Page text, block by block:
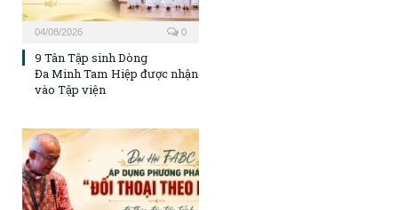
04/08/2026 0
9 Tân Tập sinh Dòng
Đa Minh Tam Hiệp được nhận
vào Tập viện